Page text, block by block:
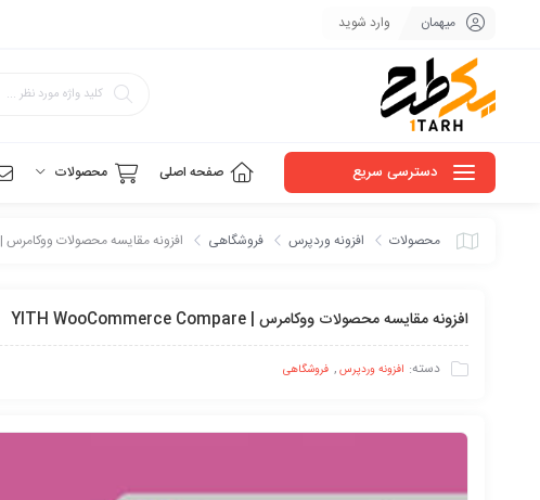
میهمان وارد شوید
دسترسی سریع صفحه اصلی محصولات
محصولات افزونه وردپرس فروشگاهی افزونه مقایسه محصولات ووکامرس | YITH WooCommerce Compare
افزونه مقایسه محصولات ووکامرس | YITH WooCommerce Compare
دسته: افزونه وردپرس, فروشگاهی